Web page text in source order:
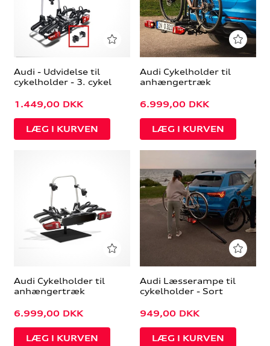
Audi - Udvidelse til
cykelholder - 3. cykel
1.449,00 DKK
Audi Cykelholder til
anhængertræk
6.999,00 DKK
Audi Cykelholder til
anhængertræk
6.999,00 DKK
Audi Læsserampe til
cykelholder - Sort
949,00 DKK